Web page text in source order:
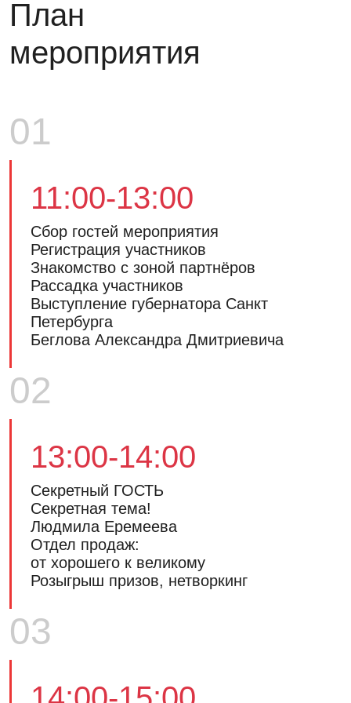
План
мероприятия
11:00-13:00
Сбор гостей мероприятия
Регистрация участников
Знакомство с зоной партнёров
Рассадка участников
Выступление губернатора Санкт
Петербурга
Беглова Александра Дмитриевича
01
13:00-14:00
Секретный ГОСТЬ
Секретная тема!
Людмила Еремеева
Отдел продаж:
от хорошего к великому
Розыгрыш призов, нетворкинг
02
03